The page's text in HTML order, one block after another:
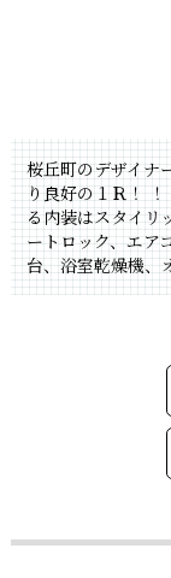
桜丘町のデザイナ
り良好の１Ｒ！
る内装はスタイリ
ートロック、エア
台、浴室乾燥機、